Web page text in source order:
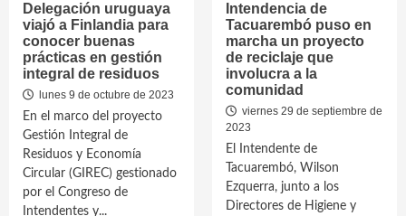
Delegación uruguaya
viajó a Finlandia para
conocer buenas
prácticas en gestión
integral de residuos
lunes 9 de octubre de 2023
En el marco del proyecto
Gestión Integral de
Residuos y Economía
Circular (GIREC) gestionado
por el Congreso de
Intendentes y...
Intendencia de
Tacuarembó puso en
marcha un proyecto
de reciclaje que
involucra a la
comunidad
viernes 29 de septiembre de
2023
El Intendente de
Tacuarembó, Wilson
Ezquerra, junto a los
Directores de Higiene y